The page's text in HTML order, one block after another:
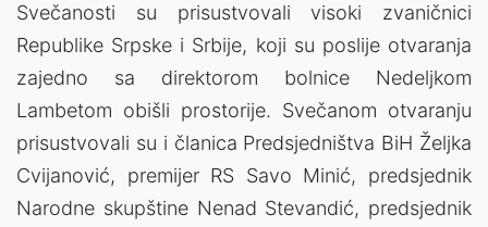
Svečanosti su prisustvovali visoki zvaničnici
Republike Srpske i Srbije, koji su poslije otvaranja
zajedno sa direktorom bolnice Nedeljkom
Lambetom obišli prostorije. Svečanom otvaranju
prisustvovali su i članica Predsjedništva BiH Željka
Cvijanović, premijer RS Savo Minić, predsjednik
Narodne skupštine Nenad Stevandić, predsjednik